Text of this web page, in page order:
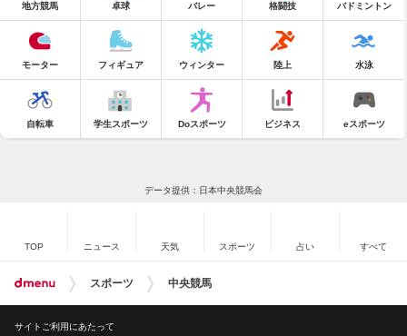
地方競馬 卓球 バレー 格闘技 バドミントン
モーター フィギュア ウィンター 陸上 水泳
自転車 学生スポーツ Doスポーツ ビジネス eスポーツ
データ提供：日本中央競馬会
TOP ニュース 天気 スポーツ 占い すべて
スポーツ 中央競馬
サイトご利用にあたって